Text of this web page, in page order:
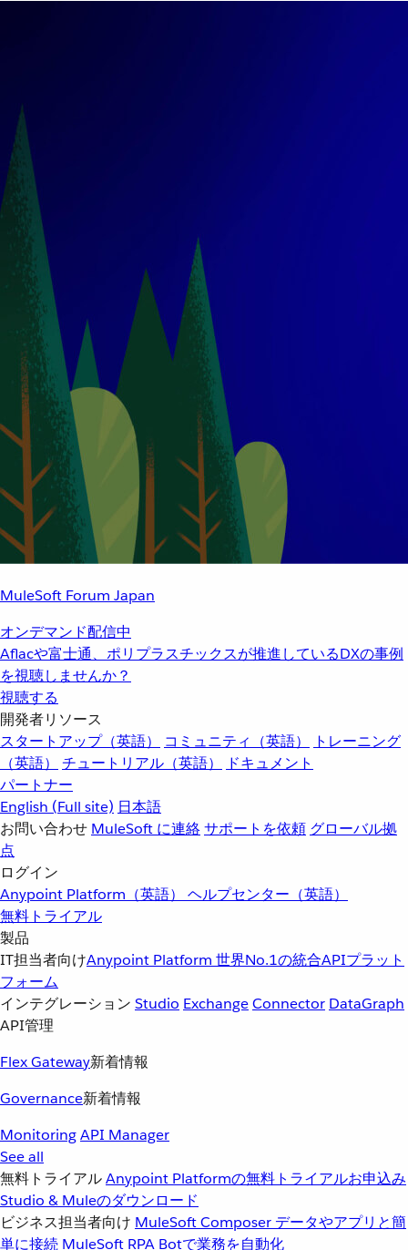
MuleSoft Forum Japan
オンデマンド配信中
Aflacや富士通、ポリプラスチックスが推進しているDXの事例
を視聴しませんか？
視聴する
開発者リソース
スタートアップ（英語）
コミュニティ（英語）
トレーニング
（英語）
チュートリアル（英語）
ドキュメント
パートナー
English (Full site) 日本語
お問い合わせ MuleSoft に連絡サポートを依頼 グローバル拠
点
ログイン
Anypoint Platform（英語） ヘルプセンター（英語）
無料トライアル
製品
IT担当者向けAnypoint Platform 世界No.1の統合APIプラット
フォーム
インテグレーション Studio ExchangeConnector DataGraph
API管理
Flex Gateway新着情報
Governance新着情報
MonitoringAPI Manager
See all
無料トライアルAnypoint Platformの無料トライアルお申込み
Studio & Muleのダウンロード
ビジネス担当者向け MuleSoft Composer データやアプリと簡
単に接続 MuleSoft RPA Botで業務を自動化